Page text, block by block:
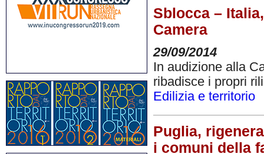
Sblocca –
Camera
29/09/2014
In audizione alla
ribadisce i propri
Edilizia e territorio
Puglia,
i comuni della